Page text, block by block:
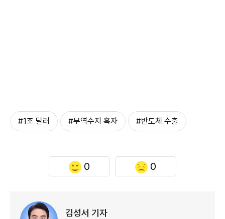
#1조 달러 #무역수지 흑자 #반도체 수출
0 0
김성서 기자